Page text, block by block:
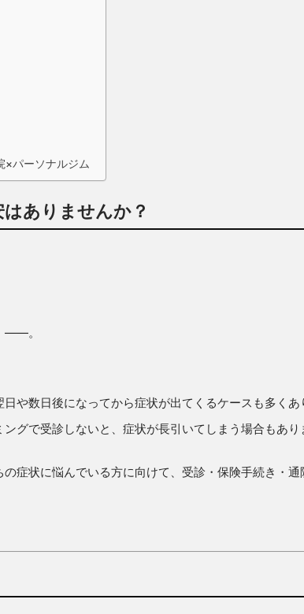
×パーソナルジム
ありませんか？
——。
や数日後になってから症状が出てくるケースも多くあ
グで受診しないと、症状が長引いてしまう場合もあり
症状に悩んでいる方に向けて、受診・保険手続き・通